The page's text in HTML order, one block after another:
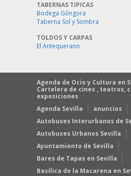
TABERNAS TIPICAS
Bodega Góngora
Taberna Sol y Sombra
TOLDOS Y CARPAS
El Antequerano
Agenda de Ocio y Cultura en
Cartelera de cines , teatros,
exposiciones
Agenda Sevilla
anuncios
Autobuses Interurbanos de
Autobuses Urbanos Sevilla
Ayuntamiento de Sevilla
Bares de Tapas en Sevilla
Basílica de la Macarena en